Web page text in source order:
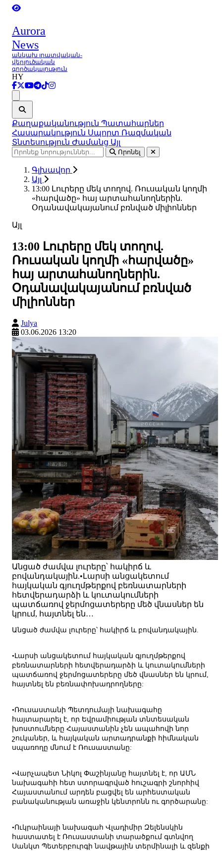
Aurora
News
անկախ լրատվական-
վերլուծական
գործակալություն
HY
Քաղաքականություն Պատահարներ
Հասարակություն Սպորտ Ռազմական
Տնտեսություն Ժամանց Այլ
Որոնել
Գլխավոր
Այլ
13:00 Լուրերը մեկ տողով. Ռուսական կողմի
«հարվածը» հայ արտահանողներին.
Օդանավակայանում բռնված միլիոններ
Այլ
13:00 Լուրերը մեկ տողով.
Ռուսական կողմի «հարվածը»
հայ արտահանողներին.
Օդանավակայանում բռնված
միլիոններ
Julya
03.06.2026 13:20
Անցած ժամվա լուրերը՝ հակիրճ և
բովանդակային.•Լարսի անցակետում
հայկական գյուղմթերքով բեռնատարների
հետվերադարձի և կուտակումների
պատճառով ջերմոցատերերը մեծ վնասներ են
կրում, հայտնել են…
Անցած ժամվա լուրերը՝ հակիրճ և բովանդակային.
•Լարսի անցակետում հայկական գյուղմթերքով
բեռնատարների հետվերադարձի և կուտակումների
պատճառով ջերմոցատերերը մեծ վնասներ են կրում,
հայտնել են բեռնափոխադրողները:
•Ռուսաստանի Պետդումայի նախագահը
հայտարարել է, որ Եվրամիության տնտեսական
խոստումները Հայաստանին չեն ապահովի նոր
շուկաներ, և հայկական արտադրանքի հիմնական
սպառողը մնում է Ռուսաստանը:
•Վարչապետ Նիկոլ Փաշինյանը հայտնել է, որ ԱՄՆ
նախագահի հետ ստորագրված հուշագրի շնորհիվ
Հայաստանում արդեն բացվել են արհեստական
բանականության առաջին կենտրոնն ու գործարանը:
•Ուկրաինայի նախագահ Վլադիմիր Զելենսկին
հաստատել է Ռուսաստանի տարածքում գտնվող
Սանկտ Պետերբուրգի նավթային տերմինալի և զենքի